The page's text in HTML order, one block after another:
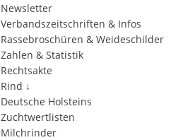
Newsletter
Verbandszeitschriften & Infos
Rassebroschüren & Weideschilder
Zahlen & Statistik
Rechtsakte
Rind ↓
Deutsche Holsteins
Zuchtwertlisten
Milchrinder